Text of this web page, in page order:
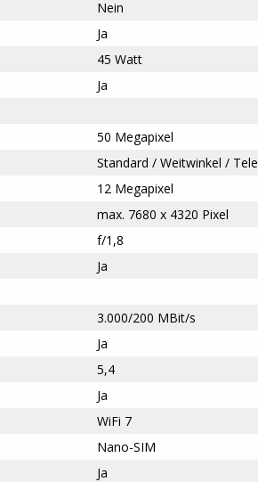
Nein
Ja
45 Watt
Ja
50 Megapixel
Standard / Weitwinkel / Tele
12 Megapixel
max. 7680 x 4320 Pixel
f/1,8
Ja
3.000/200 MBit/s
Ja
5,4
Ja
WiFi 7
Nano-SIM
Ja